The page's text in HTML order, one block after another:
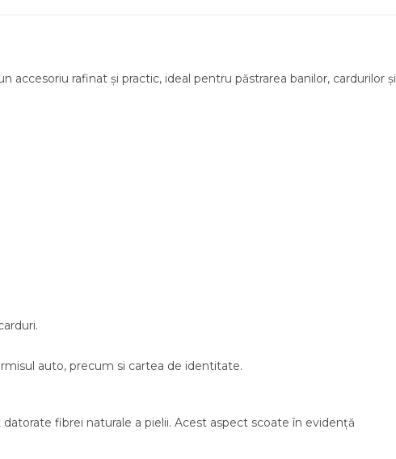
accesoriu rafinat și practic, ideal pentru păstrarea banilor, cardurilor și
auto, precum si cartea de identitate.
fibrei naturale a pielii. Acest aspect scoate în evidență